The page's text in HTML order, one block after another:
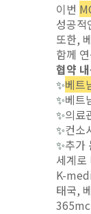
이번
성공적
또한,
함께
협약
✨베트
✨베트
✨의료
✨컨소
✨추가
세계로
K-
태국,
365mc